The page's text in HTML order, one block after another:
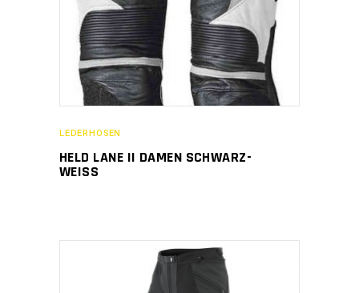
LEDERHOSEN
HELD LANE II DAMEN SCHWARZ-
WEISS